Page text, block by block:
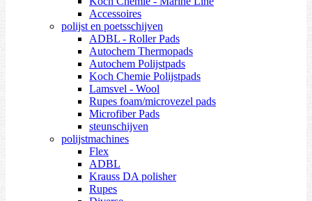
Accessoires
polijst en poetsschijven
ADBL - Roller Pads
Autochem Thermopads
Autochem Polijstpads
Koch Chemie Polijstpads
Lamsvel - Wool
Rupes foam/microvezel pads
Microfiber Pads
steunschijven
polijstmachines
Flex
ADBL
Krauss DA polisher
Rupes